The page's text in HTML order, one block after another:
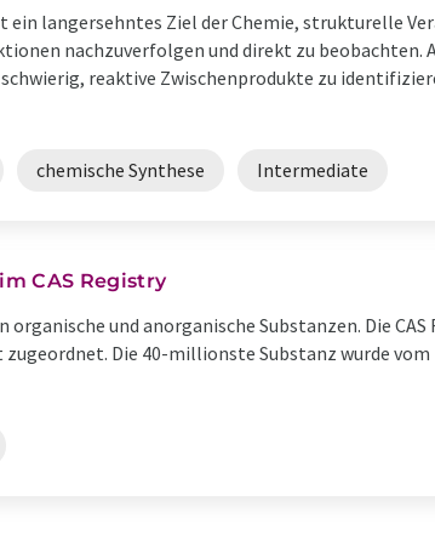
ein langersehntes Ziel der Chemie, strukturelle
nachzuverfolgen und direkt zu beobachten.
reaktive Zwischenprodukte zu
chemische Synthese Intermediate
CAS Registry
und anorganische Substanzen. Die
Die 40-millionste Substanz wurde vom